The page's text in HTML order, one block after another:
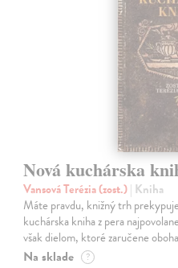
Nová kuchárska
Vansová Terézia (zost.)| Kniha
Máte pravdu, knižný trh
kuchárska kniha z pera
však dielom, ktoré zaručene
Na sklade ?